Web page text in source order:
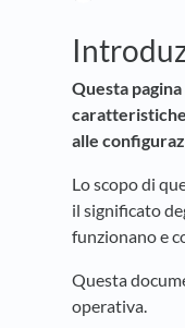
Questa
alle
Lo scopo di
il significato
funzionano e
Questa
operativa.